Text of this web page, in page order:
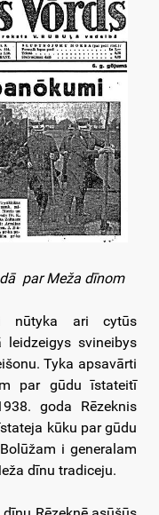
par Meža dīnom
nūtyka ari cytūs
svineibys
Tyka apsavārti
par gūdu īstateitī
goda Rēzeknis
kūku par gūdu
i generalam
dīnu tradiceju.